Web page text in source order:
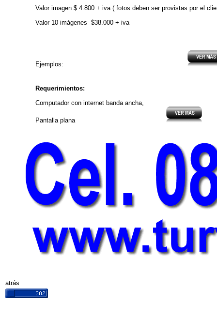
Valor imagen $ 4.800 + iva ( fotos deben ser provistas por el
Valor 10 imágenes $38.000 + iva
Ejemplos:
Requerimientos:
Computador con internet banda ancha,
Pantalla plana. .............................................
atrás